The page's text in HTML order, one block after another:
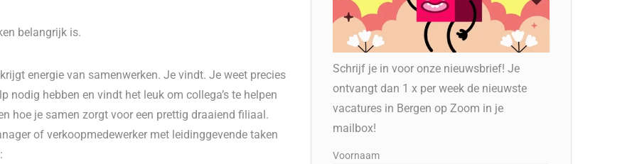
belangrijk is.
energie van samenwerken. Je vindt. Je weet precies
nodig hebben en vindt het leuk om collega’s te helpen
hoe je samen zorgt voor een prettig draaiend filiaal.
of verkoopmedewerker met leidinggevende taken
Schrijf je in voor onze nieuwsbrief! Je
ontvangt dan 1 x per week de nieuwste
vacatures in Bergen op Zoom in je
mailbox!
Voornaam